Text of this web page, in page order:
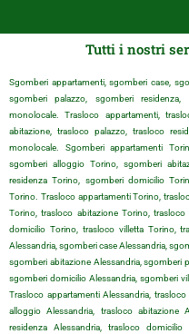
Tutti i nostri
Sgomberi appartamenti, sgomberi case,
sgomberi palazzo, sgomberi
monolocale. Trasloco appartamenti,
abitazione, trasloco palazzo, trasloco
monolocale. Sgomberi appartamenti
sgomberi alloggio Torino, sgomberi
residenza Torino, sgomberi domicilio
Torino. Trasloco appartamenti Torino,
Torino, trasloco abitazione Torino,
domicilio Torino, trasloco villetta Torino,
Alessandria, sgomberi case Alessandria,
sgomberi abitazione Alessandria, sgomberi
sgomberi domicilio Alessandria, sgomberi
Trasloco appartamenti Alessandria,
alloggio Alessandria, trasloco abitazione
residenza Alessandria, trasloco domicilio